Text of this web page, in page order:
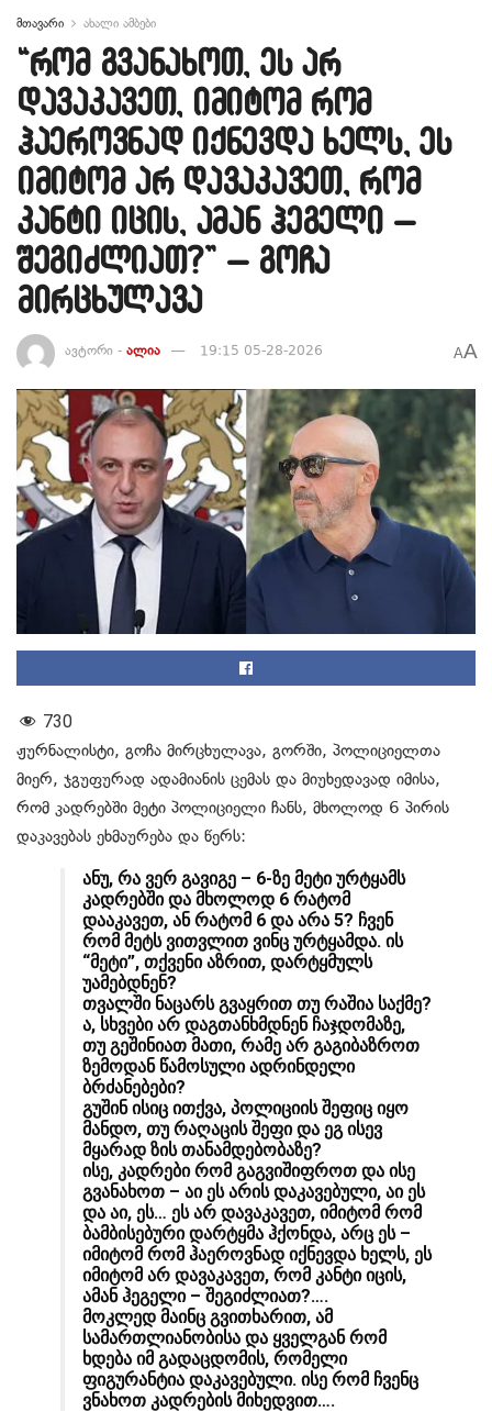
მთავარი ახალი ამბები
“რომ გვანახოთ, ეს არ
დავაკავეთ, იმიტომ რომ
ჰაეროვნად იქნევდა ხელს, ეს
იმიტომ არ დავაკავეთ, რომ
კანტი იცის, ამან ჰეგელი –
შეგიძლიათ?” – გოჩა
მირცხულავა
ავტორი - ალია 19:15 05-28-2026 AA
730
ჟურნალისტი, გოჩა მირცხულავა, გორში, პოლიციელთა
მიერ, ჯგუფურად ადამიანის ცემას და მიუხედავად იმისა,
რომ კადრებში მეტი პოლიციელი ჩანს, მხოლოდ 6 პირის
დაკავებას ეხმაურება და წერს:
ანუ, რა ვერ გავიგე – 6-ზე მეტი ურტყამს
კადრებში და მხოლოდ 6 რატომ
დააკავეთ, ან რატომ 6 და არა 5? ჩვენ
რომ მეტს ვითვლით ვინც ურტყამდა. ის
“მეტი”, თქვენი აზრით, დარტყმულს
უამებდნენ?
თვალში ნაცარს გვაყრით თუ რაშია საქმე?
ა, სხვები არ დაგთანხმდნენ ჩაჯდომაზე,
თუ გეშინიათ მათი, რამე არ გაგიბაზროთ
ზემოდან წამოსული ადრინდელი
ბრძანებები?
გუშინ ისიც ითქვა, პოლიციის შეფიც იყო
მანდო, თუ რაღაცის შეფი და ეგ ისევ
მყარად ზის თანამდებობაზე?
ისე, კადრები რომ გაგვიშიფროთ და ისე
გვანახოთ – აი ეს არის დაკავებული, აი ეს
და აი, ეს… ეს არ დავაკავეთ, იმიტომ რომ
ბამბისებური დარტყმა ჰქონდა, არც ეს –
იმიტომ რომ ჰაეროვნად იქნევდა ხელს, ეს
იმიტომ არ დავაკავეთ, რომ კანტი იცის,
ამან ჰეგელი – შეგიძლიათ?….
მოკლედ მაინც გვითხარით, ამ
სამართლიანობისა და ყველგან რომ
ხდება იმ გადაცდომის, რომელი
ფიგურანტია დაკავებული. ისე რომ ჩვენც
ვნახოთ კადრების მიხედვით….